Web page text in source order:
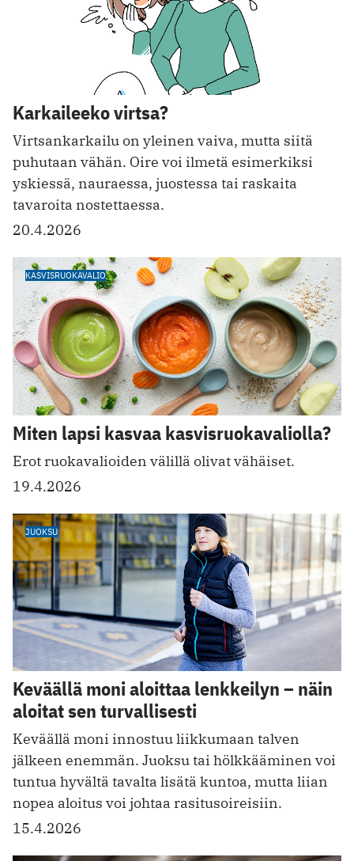
Karkaileeko virtsa?
Virtsankarkailu on yleinen vaiva, mutta siitä
puhutaan vähän. Oire voi ilmetä esimerkiksi
yskiessä, nauraessa, juostessa tai raskaita
tavaroita nostettaessa.
20.4.2026
KASVISRUOKAVALIO
Miten lapsi kasvaa kasvisruokavaliolla?
Erot ruokavalioiden välillä olivat vähäiset.
19.4.2026
JUOKSU
Keväällä moni aloittaa lenkkeilyn – näin
aloitat sen turvallisesti
Keväällä moni innostuu liikkumaan talven
jälkeen enemmän. Juoksu tai hölkkääminen voi
tuntua hyvältä tavalta lisätä kuntoa, mutta liian
nopea aloitus voi johtaa rasitusoireisiin.
15.4.2026